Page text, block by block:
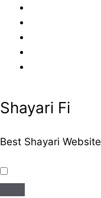
content
Shayari Fi
Best Shayari Website